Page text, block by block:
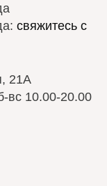
свяжитесь с
21А
вс 10.00-20.00